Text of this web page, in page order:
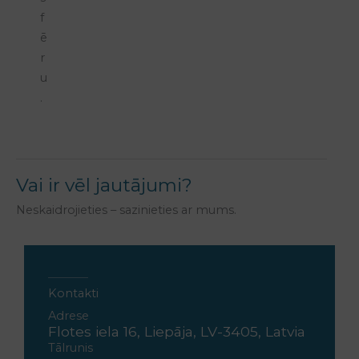
f
ē
r
u
.
Vai ir vēl jautājumi?
Neskaidrojieties – sazinieties ar mums.
Kontakti
Adrese
Flotes iela 16, Liepāja, LV-3405, Latvia
Tālrunis